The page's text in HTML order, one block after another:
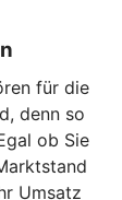
für die
denn so
ob Sie
Umsatz